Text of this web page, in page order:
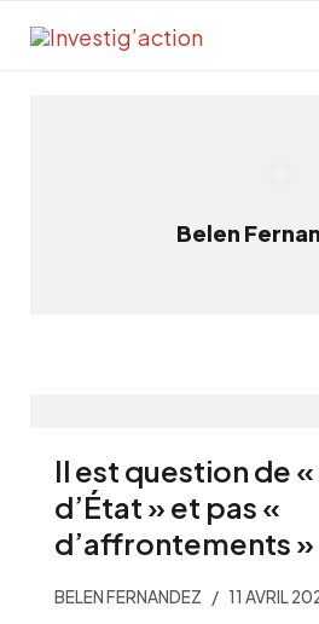
Belen
Il est question de
d’État » et pas «
d’affrontements »
BELEN FERNANDEZ 11 AVRIL